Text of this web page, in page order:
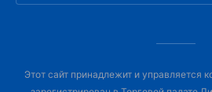
Этот сайт принадлежит и управляется